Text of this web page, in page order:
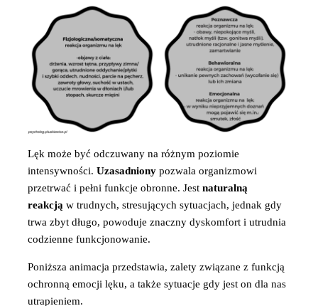
Lęk może być odczuwany na różnym poziomie
intensywności. Uzasadnionypozwala organizmowi
przetrwać i pełni funkcje obronne. Jest naturalną
reakcją w trudnych, stresujących sytuacjach, jednak gdy
trwa zbyt długo, powoduje znaczny dyskomfort i utrudnia
codzienne funkcjonowanie.
Poniższa animacja przedstawia, zalety związane z funkcją
ochronną emocji lęku, a także sytuacje gdy jest on dla nas
utrapieniem.